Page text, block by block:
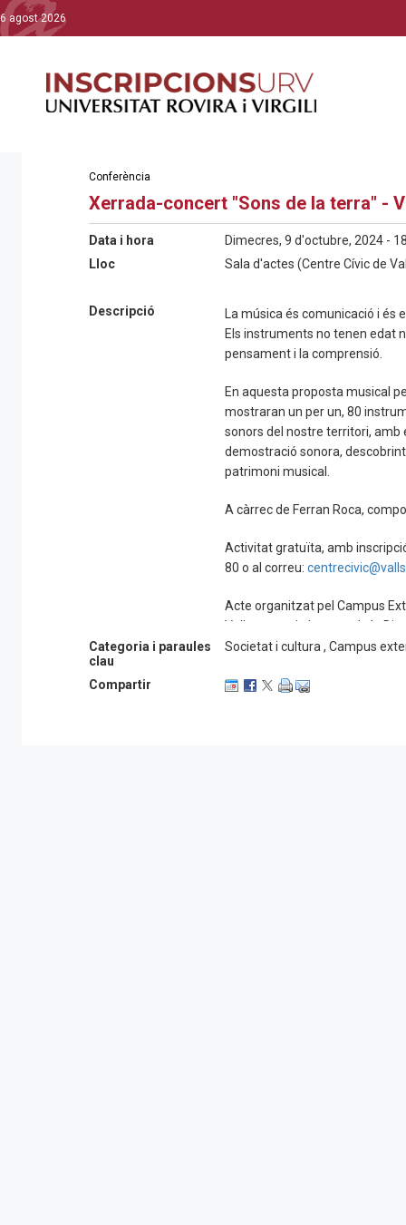
6 agost 2026
Conferència
Xerrada-concert "Sons de la terra" -
Data i hora
Dimecres, 9 d'octubre, 2024 -
Lloc
Sala d'actes (Centre Cívic de
Descripció
La música és comunicació i
Els instruments no tenen edat
pensament i la comprensió.
En aquesta proposta musical
mostraran un per un, 80
sonors del nostre territori, amb
demostració sonora,
patrimoni musical.
A càrrec de Ferran Roca,
Activitat gratuïta, amb
80 o al correu:
Acte organitzat pel Campus
Vallsgenera i el suport de la
Categoria i paraules
clau
Societat i cultura , Campus
Compartir